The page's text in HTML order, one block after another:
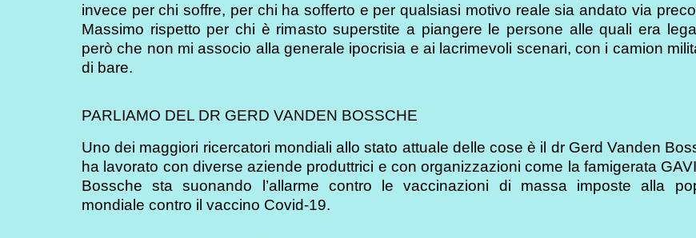
invece per chi soffre, per chi ha sofferto e per qualsiasi motivo reale sia andato via
Massimo rispetto per chi è rimasto superstite a piangere le persone alle quali era
però che non mi associo alla generale ipocrisia e ai lacrimevoli scenari, con i camion
di bare.
PARLIAMO DEL DR GERD VANDEN BOSSCHE
Uno dei maggiori ricercatori mondiali allo stato attuale delle cose è il dr Gerd Vanden
ha lavorato con diverse aziende produttrici e con organizzazioni come la famigerata
Bossche sta suonando l’allarme contro le vaccinazioni di massa imposte alla
mondiale contro il vaccino Covid-19.